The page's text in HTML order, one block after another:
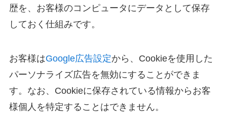
歴を、お客様のコンピュータにデータとして保存
しておく仕組みです。
お客様はGoogle広告設定から、Cookieを使用した
パーソナライズ広告を無効にすることができま
す。なお、Cookieに保存されている情報からお客
様個人を特定することはできません。